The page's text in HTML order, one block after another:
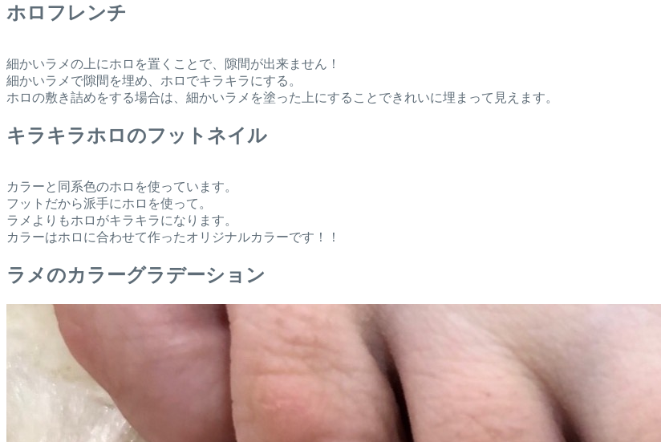
ホロフレンチ
細かいラメの上にホロを置くことで、隙間が出来ません！
細かいラメで隙間を埋め、ホロでキラキラにする。
ホロの敷き詰めをする場合は、細かいラメを塗った上にすることできれいに埋まって見えます。
キラキラホロのフットネイル
カラーと同系色のホロを使っています。
フットだから派手にホロを使って。
ラメよりもホロがキラキラになります。
カラーはホロに合わせて作ったオリジナルカラーです！！
ラメのカラーグラデーション